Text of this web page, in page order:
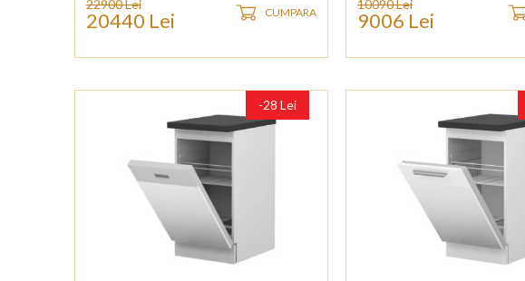
22900 Lei
20440 Lei CUMPARA
10090 Lei
9006 Lei
-28 Lei